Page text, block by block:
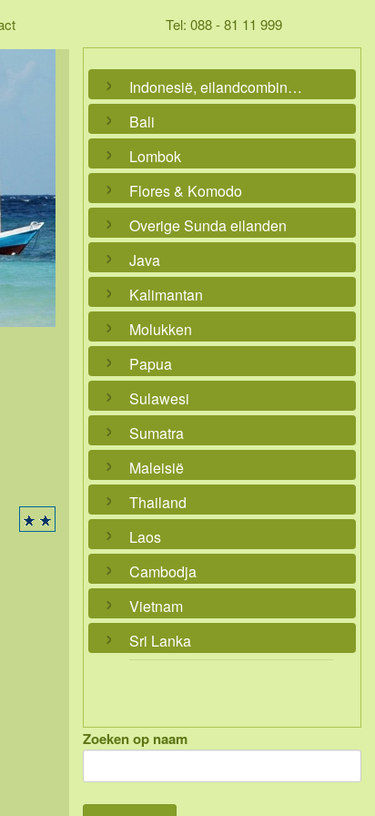
Tel: 088 - 81 11 999
Indonesië, eilandcombinaties
Bali
Lombok
Flores & Komodo
Overige Sunda eilanden
Java
Kalimantan
Molukken
Papua
Sulawesi
Sumatra
Maleisië
Thailand
Laos
Cambodja
Vietnam
Sri Lanka
Zoeken op naam